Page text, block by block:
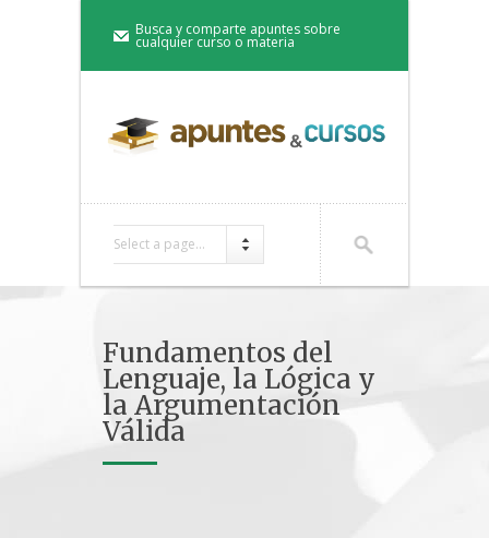
Busca y comparte apuntes sobre
cualquier curso o materia
Select a page...
Fundamentos del
Lenguaje, la Lógica y
la Argumentación
Válida